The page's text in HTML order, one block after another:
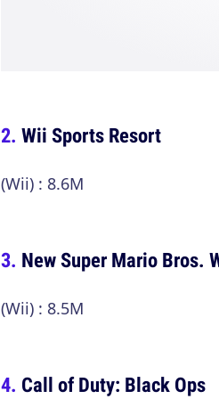
Wii Sports Resort
(Wii) : 8.6M
New Super Mario Bros.
(Wii) : 8.5M
Call of Duty: Black Ops